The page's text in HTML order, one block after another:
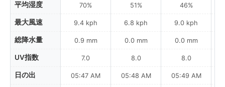
平均湿度
最大風速
総降水量
UV指数
日の出
70%
9.4 kph
0.9 mm
7.0
05:47 AM
51%
6.8 kph
0.0 mm
8.0
05:48 AM
46%
9.0 kph
0.0 mm
8.0
05:49 AM